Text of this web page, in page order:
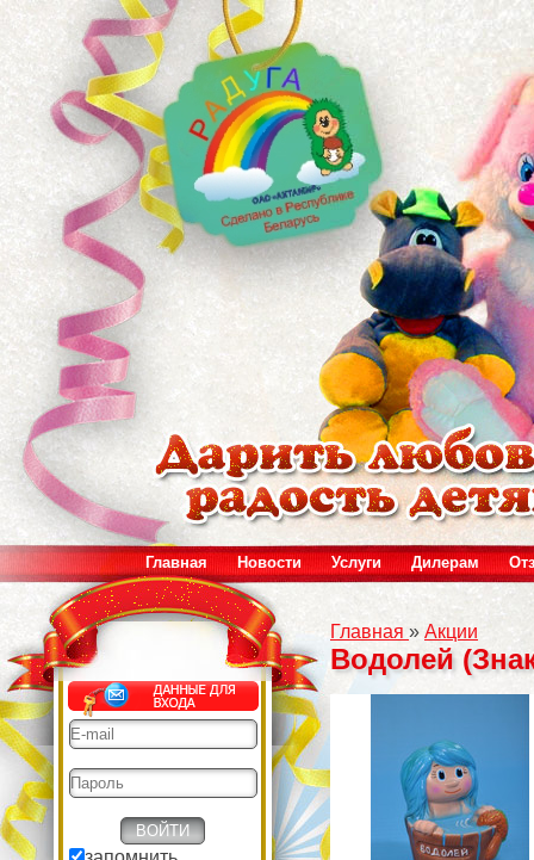
Главная Новости Услуги Дилерам
Главная » Акции
Водолей